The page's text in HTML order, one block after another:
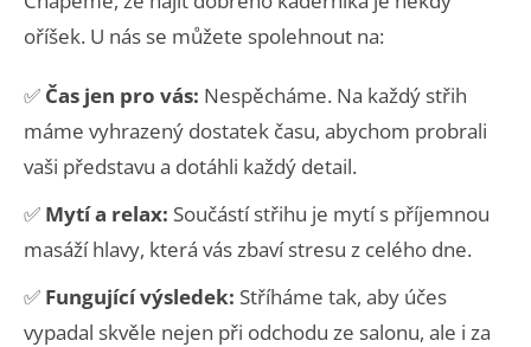
oříšek. U nás se můžete spolehnout na:
✅ Čas jen pro vás: Nespěcháme. Na každý střih
máme vyhrazený dostatek času, abychom probrali
vaši představu a dotáhli každý detail.
✅ Mytí a relax: Součástí střihu je mytí s příjemnou
masáží hlavy, která vás zbaví stresu z celého dne.
✅ Fungující výsledek: Stříháme tak, aby účes
vypadal skvěle nejen při odchodu ze salonu, ale i za